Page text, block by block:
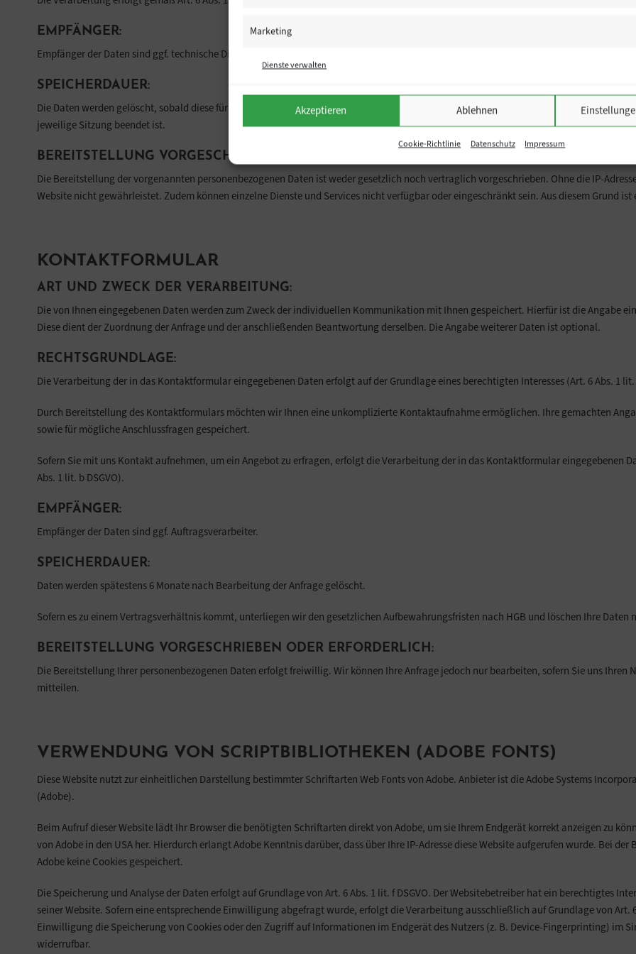
Marketing
Dienste verwalten
Akzeptieren Ablehnen
Cookie-Richtlinie Datenschutz Impressum
EMPFÄNGER:
Empfänger der Daten sind ggf. technische Dienstleister, die für den Betrieb und die Wartung unserer Webseite als Auftragsverarbeiter
SPEICHERDAUER:
Die Daten werden gelöscht, sobald diese für den Zweck der Erhebung nicht mehr erforderlich sind. Dies ist für die Daten, die der
jeweilige Sitzung beendet ist.
BEREITSTELLUNG VORGESCHRIEBEN ODER ERFORDERLICH:
Die Bereitstellung der vorgenannten personenbezogenen Daten ist weder gesetzlich noch vertraglich vorgeschrieben. Ohne die IP-
Website nicht gewährleistet. Zudem können einzelne Dienste und Services nicht verfügbar oder eingeschränkt sein. Aus diesem Grund
KONTAKTFORMULAR
ART UND ZWECK DER VERARBEITUNG:
Die von Ihnen eingegebenen Daten werden zum Zweck der individuellen Kommunikation mit Ihnen gespeichert. Hierfür ist die Angabe
Diese dient der Zuordnung der Anfrage und der anschließenden Beantwortung derselben. Die Angabe weiterer Daten ist optional.
RECHTSGRUNDLAGE:
Die Verarbeitung der in das Kontaktformular eingegebenen Daten erfolgt auf der Grundlage eines berechtigten Interesses (Art. 6 Abs. 1 lit.
Durch Bereitstellung des Kontaktformulars möchten wir Ihnen eine unkomplizierte Kontaktaufnahme ermöglichen. Ihre gemachten
sowie für mögliche Anschlussfragen gespeichert.
Sofern Sie mit uns Kontakt aufnehmen, um ein Angebot zu erfragen, erfolgt die Verarbeitung der in das Kontaktformular eingegebenen
Abs. 1 lit. b DSGVO).
EMPFÄNGER:
Empfänger der Daten sind ggf. Auftragsverarbeiter.
SPEICHERDAUER:
Daten werden spätestens 6 Monate nach Bearbeitung der Anfrage gelöscht.
Sofern es zu einem Vertragsverhältnis kommt, unterliegen wir den gesetzlichen Aufbewahrungsfristen nach HGB und löschen Ihre Daten
BEREITSTELLUNG VORGESCHRIEBEN ODER ERFORDERLICH:
Die Bereitstellung Ihrer personenbezogenen Daten erfolgt freiwillig. Wir können Ihre Anfrage jedoch nur bearbeiten, sofern Sie uns Ihren
mitteilen.
VERWENDUNG VON SCRIPTBIBLIOTHEKEN (ADOBE FONTS)
Diese Website nutzt zur einheitlichen Darstellung bestimmter Schriftarten Web Fonts von Adobe. Anbieter ist die Adobe Systems
(Adobe).
Beim Aufruf dieser Website lädt Ihr Browser die benötigten Schriftarten direkt von Adobe, um sie Ihrem Endgerät korrekt anzeigen zu
von Adobe in den USA her. Hierdurch erlangt Adobe Kenntnis darüber, dass über Ihre IP-Adresse diese Website aufgerufen wurde. Bei
Adobe keine Cookies gespeichert.
Die Speicherung und Analyse der Daten erfolgt auf Grundlage von Art. 6 Abs. 1 lit. f DSGVO. Der Websitebetreiber hat ein berechtigtes
seiner Website. Sofern eine entsprechende Einwilligung abgefragt wurde, erfolgt die Verarbeitung ausschließlich auf Grundlage von Art. 6
Einwilligung die Speicherung von Cookies oder den Zugriff auf Informationen im Endgerät des Nutzers (z. B. Device-Fingerprinting) im
widerrufbar.